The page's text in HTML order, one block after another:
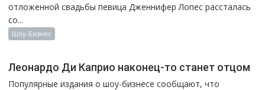
отложенной свадьбы певица Дженнифер Лопес рассталась
со...
Шоу-Бизнес
Леонардо Ди Каприо наконец-то станет отцом
Популярные издания о шоу-бизнесе сообщают, что